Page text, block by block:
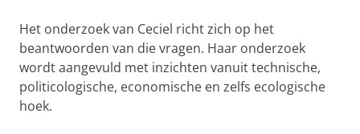
Het onderzoek van Ceciel richt zich op het
beantwoorden van die vragen. Haar onderzoek
wordt aangevuld met inzichten vanuit technische,
politicologische, economische en zelfs ecologische
hoek.